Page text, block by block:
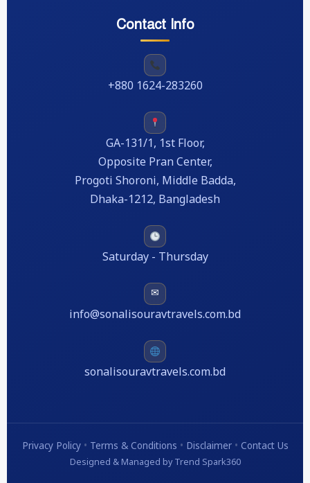
Contact Info
+880 1624-283260
GA-131/1, 1st Floor,
Opposite Pran Center,
Progoti Shoroni, Middle Badda,
Dhaka-1212, Bangladesh
Saturday - Thursday
✉
info@sonalisouravtravels.com.bd
sonalisouravtravels.com.bd
Privacy Policy • Terms & Conditions • Disclaimer • Contact Us
Designed & Managed by Trend Spark360